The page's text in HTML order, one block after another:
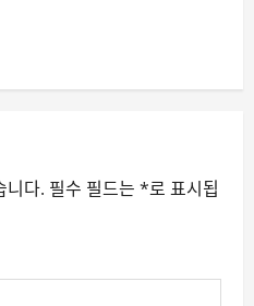
니다. 필수 필드는 *로 표시됩